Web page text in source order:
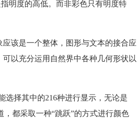
明度的高低。而非彩色只有明度特
该是一个整体，图形与文本的接合应
以充分运用自然界中各种几何形状以
选择其中的216种进行显示，无论是
，都采取一种“跳跃”的方式进行颜色